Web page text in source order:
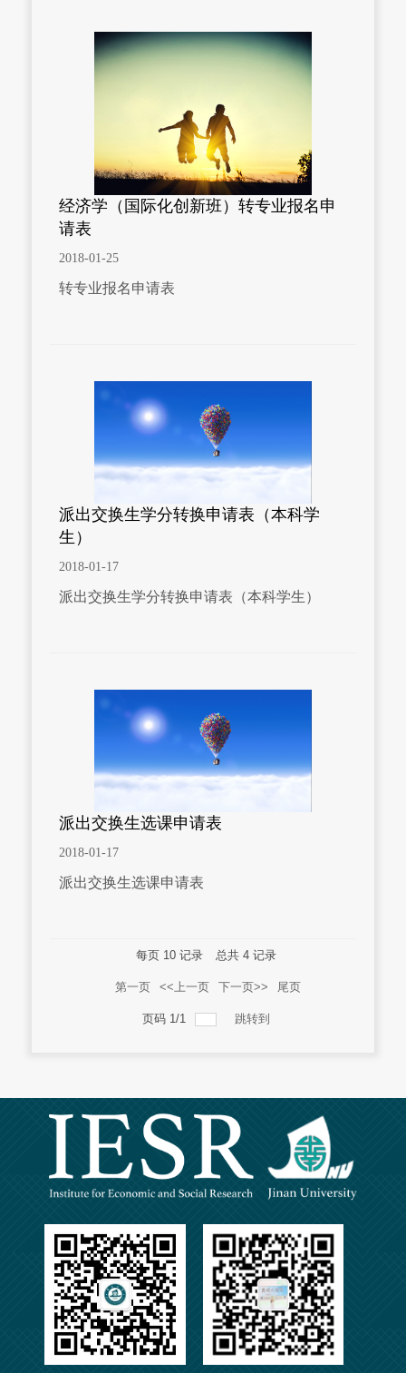
经济学（国际化创新班）转专业报名申
请表
2018-01-25
转专业报名申请表
派出交换生学分转换申请表（本科学
生）
2018-01-17
派出交换生学分转换申请表（本科学生）
派出交换生选课申请表
2018-01-17
派出交换生选课申请表
每页 10记录 总共 4记录
第一页 <<上一页 下一页>> 尾页
页码 1/1 跳转到